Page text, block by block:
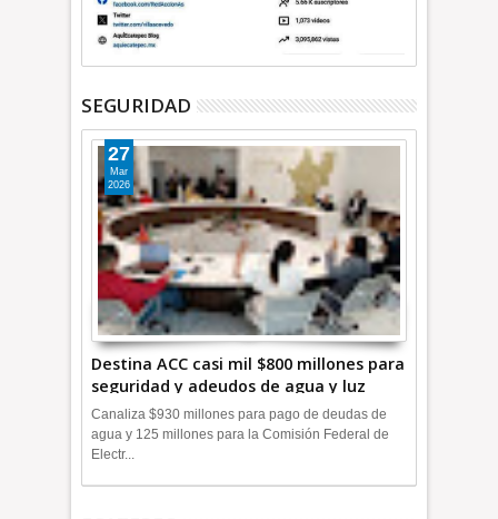
SEGURIDAD
Destina ACC casi mil $800 millones para
seguridad y adeudos de agua y luz
+Video
27
Mar
2026
Canaliza $930 millones para pago de deudas de
agua y 125 millones para la Comisión Federal de
Electr...